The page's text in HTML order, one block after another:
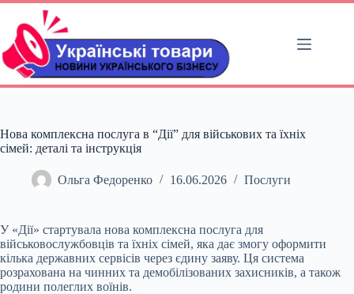
Перейти
вмісту
Нова комплексна послуга в “Дії” для військових та їхніх
сімей: деталі та інструкція
Ольга Федоренко 16.06.2026 Послуги
У «Дії» стартувала нова комплексна послуга для
військовослужбовців та їхніх сімей, яка дає змогу оформити
кілька державних сервісів через єдину заяву. Ця система
розрахована на чинних та демобілізованих захисників, а також
родини полеглих воїнів.